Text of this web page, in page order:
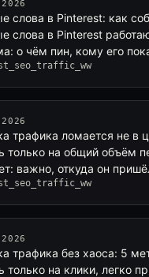
слова в Pinterest: как
слова в Pinterest
о чём пин, кому его
трафика ломается не в
только на общий объём
важно, откуда он
трафика без хаоса: 5
только на клики, легко